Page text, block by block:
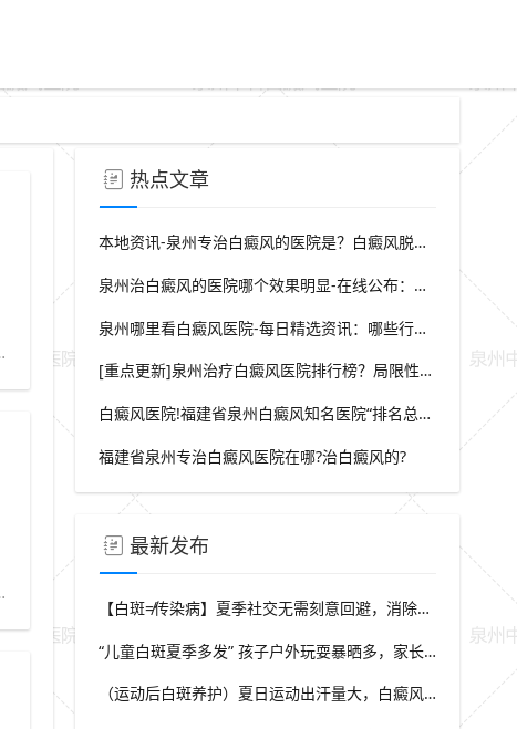
热点文章
本地资讯-泉州专治白癜风的医院是？白癜风脱屑是什么症状？
泉州治白癜风的医院哪个效果明显-在线公布：生活中哪些因素会诱发出白癜风
泉州哪里看白癜风医院-每日精选资讯：哪些行为会导致白癜风白斑在长
[重点更新]泉州治疗白癜风医院排行榜？局限性白癜风早期症状？
白癜风医院!福建省泉州白癜风知名医院“排名总榜公开”福建省泉州治白癜风那家医院较好“强势推荐”?
福建省泉州专治白癜风医院在哪?治白癜风的?
最新发布
【白斑≠传染病】夏季社交无需刻意回避，消除对白斑的误解，泉州中科白癜风医院科普白癜风基础常识
“儿童白斑夏季多发” 孩子户外玩耍暴晒多，家长多留意皮肤变化，泉州中科白癜风医院浅谈孩童白斑相关护理
（运动后白斑养护）夏日运动出汗量大，白癜风人群运动需兼顾防晒与干爽，泉州中科白癜风医院分享运动注意点